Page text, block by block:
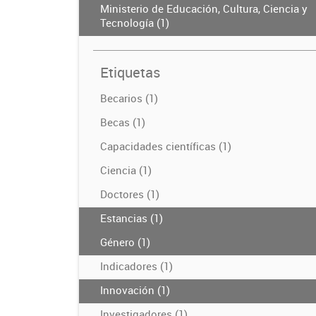
Ministerio de Educación, Cultura, Ciencia y
Tecnología (1)
Etiquetas
Becarios (1)
Becas (1)
Capacidades científicas (1)
Ciencia (1)
Doctores (1)
Estancias (1)
Género (1)
Indicadores (1)
Innovación (1)